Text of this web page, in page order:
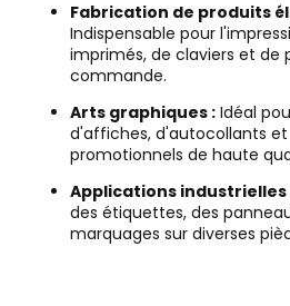
Fabrication de produits
Indispensable pour
imprimés, de claviers et de
commande.
Arts graphiques :Idéal
d'affiches, d'autocollants
promotionnels de haute
Applications industrielles
des étiquettes, des
marquages ​​sur diverses